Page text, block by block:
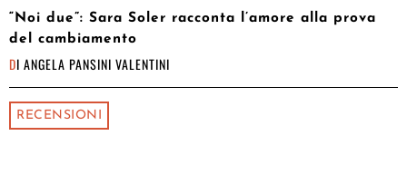
“Noi due”: Sara Soler racconta l’amore alla prova
del cambiamento
DI ANGELA PANSINI VALENTINI
RECENSIONI